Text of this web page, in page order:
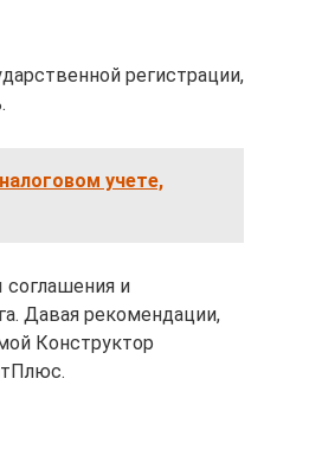
регистрации,
учете,
и
Давая рекомендации,
Конструктор